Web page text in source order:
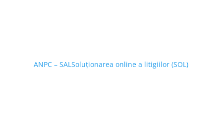
ANPC – SALSoluționarea online a litigiilor (SOL)